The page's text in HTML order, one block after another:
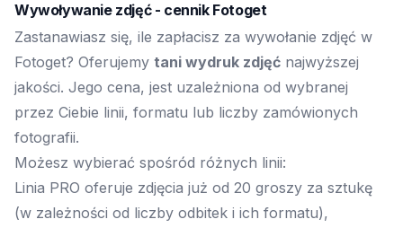
Wywoływanie zdjęć - cennik Fotoget
Zastanawiasz się, ile zapłacisz za wywołanie zdjęć w
Fotoget? Oferujemy tani wydruk zdjęć najwyższej
jakości. Jego cena, jest uzależniona od wybranej
przez Ciebie linii, formatu lub liczby zamówionych
fotografii.
Możesz wybierać spośród różnych linii:
Linia PRO oferuje zdjęcia już od 20 groszy za sztukę
(w zależności od liczby odbitek i ich formatu),